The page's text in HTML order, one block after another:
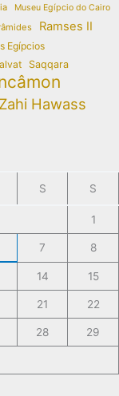
Museu Egípcio do Cairo
Ramses II
Egípcios
Saqqara
Zahi Hawass
S S
1
7 8
14 15
21 22
28 29